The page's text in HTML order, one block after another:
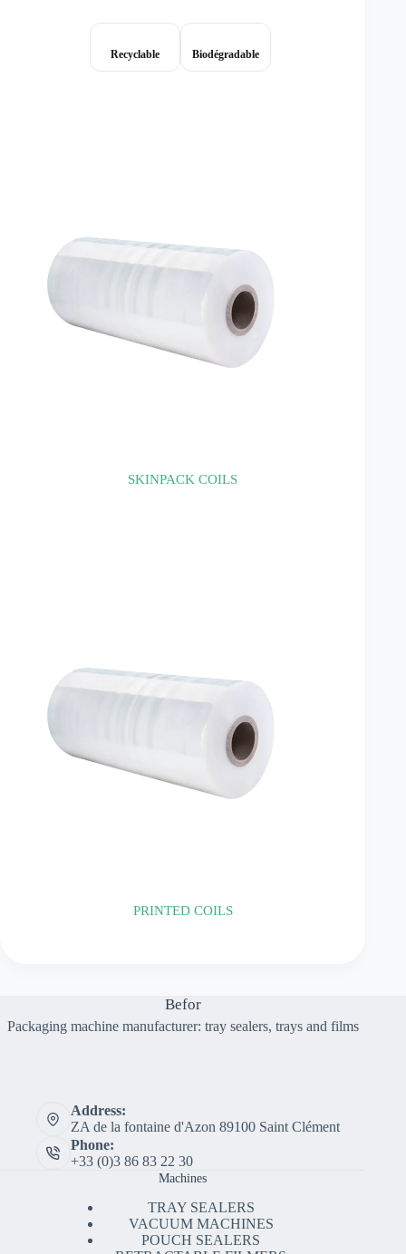
Recyclable Biodégradable
SKINPACK COILS
PRINTED COILS
Befor
Packaging machine manufacturer: tray sealers, trays and films
Address:
ZA de la fontaine d'Azon 89100 Saint Clément
Phone:
+33 (0)3 86 83 22 30
Machines
TRAY SEALERS
VACUUM MACHINES
POUCH SEALERS